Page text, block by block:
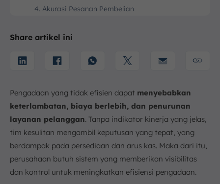
4. Akurasi Pesanan Pembelian
6. Supplier Lead Time
8. First-Pass Quality Acceptance Rate
10. Rate Kepatuhan Dokumen dan Kebijakan
Tips Membuat dan Mengelola KPI Purchasing
1. Selaraskan dengan Tujuan Bisnis & Kategori
Spend
2. Gunakan Data Real-time & Baseline yang Jelas
3. Review secara Berkala
4. Libatkan Tim Lintas Fungsi & Pemasok Kunci
Share artikel ini
Pengadaan yang tidak efisien dapat menyebabkan
keterlambatan, biaya berlebih, dan penurunan
layanan pelanggan. Tanpa indikator kinerja yang jelas,
tim kesulitan mengambil keputusan yang tepat, yang
berdampak pada persediaan dan arus kas. Maka dari itu,
perusahaan butuh sistem yang memberikan visibilitas
dan kontrol untuk meningkatkan efisiensi pengadaan.